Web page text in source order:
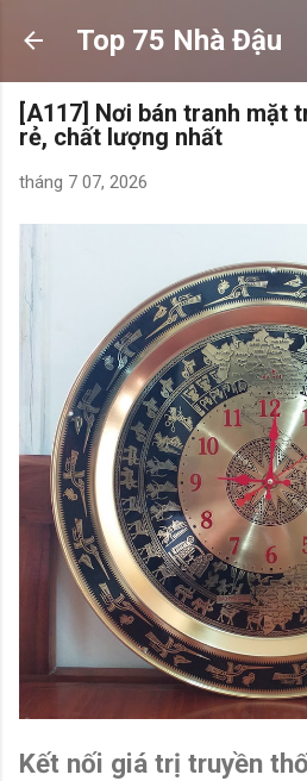
Chuyển đến nội
Top 75 Nhà Đậu
[A117] Nơi bán tranh mặt
rẻ, chất lượng nhất
tháng 7 07, 2026
Kết nối giá trị truyền